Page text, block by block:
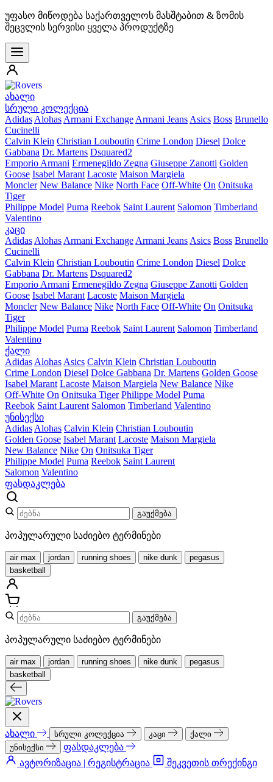
უფასო მიწოდება საქართველოს მასშტაბით & ზომის
შეცვლის სერვისი ყველა პროდუქტზე
ახალი
სრული კოლექცია
Adidas Alohas Armani Exchange Armani Jeans Asics Boss Brunello
Cucinelli
Calvin Klein Christian Louboutin Crime London Diesel Dolce
Gabbana Dr. Martens Dsquared2
Emporio Armani Ermenegildo Zegna Giuseppe Zanotti Golden
Goose Isabel Marant Lacoste Maison Margiela
Moncler New Balance Nike North Face Off-White On Onitsuka
Tiger
Philippe Model Puma Reebok Saint Laurent Salomon Timberland
Valentino
კაცი
Adidas Alohas Armani Exchange Armani Jeans Asics Boss Brunello
Cucinelli
Calvin Klein Christian Louboutin Crime London Diesel Dolce
Gabbana Dr. Martens Dsquared2
Emporio Armani Ermenegildo Zegna Giuseppe Zanotti Golden
Goose Isabel Marant Lacoste Maison Margiela
Moncler New Balance Nike North Face Off-White On Onitsuka
Tiger
Philippe Model Puma Reebok Saint Laurent Salomon Timberland
Valentino
ქალი
Adidas Alohas Asics Calvin Klein Christian Louboutin
Crime London Diesel Dolce Gabbana Dr. Martens Golden Goose
Isabel Marant Lacoste Maison Margiela New Balance Nike
Off-White On Onitsuka Tiger Philippe Model Puma
Reebok Saint Laurent Salomon Timberland Valentino
უნისექსი
Adidas Alohas Calvin Klein Christian Louboutin
Golden Goose Isabel Marant Lacoste Maison Margiela
New Balance Nike On Onitsuka Tiger
Philippe Model Puma Reebok Saint Laurent
Salomon Valentino
ფასდაკლება
გაუქმება
პოპულარული საძიებო ტერმინები
air max jordan running shoes nike dunk
pegasus
basketball
გაუქმება
პოპულარული საძიებო ტერმინები
air max jordan running shoes nike dunk
pegasus
basketball
ახალი სრული კოლექცია კაცი
ქალი
უნისექსი
ფასდაკლება
ავტორიზაცია | რეგისტრაცია
შეკვეთის თრექინგი